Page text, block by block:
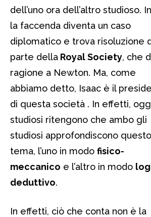
dell’uno ora dell’altro studioso.
la faccenda diventa un caso
diplomatico e trova risoluzione
parte della Royal Society, che
ragione a Newton. Ma, come
abbiamo detto, Isaac è il
di questa società . In effetti,
studiosi ritengono che ambo gli
studiosi approfondiscono questo
tema, l’uno in modo fisico-
meccanico e l’altro in modo
deduttivo.
In effetti, ciò che conta non è la